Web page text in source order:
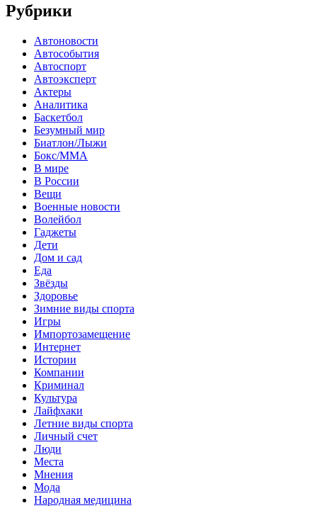
Рубрики
Автоновости
Автособытия
Автоспорт
Автоэксперт
Актеры
Аналитика
Баскетбол
Безумный мир
Биатлон/Лыжи
Бокс/MMA
В мире
В России
Вещи
Военные новости
Волейбол
Гаджеты
Дети
Дом и сад
Еда
Звёзды
Здоровье
Зимние виды спорта
Игры
Импортозамещение
Интернет
Истории
Компании
Криминал
Культура
Лайфхаки
Летние виды спорта
Личный счет
Люди
Места
Мнения
Мода
Народная медицина